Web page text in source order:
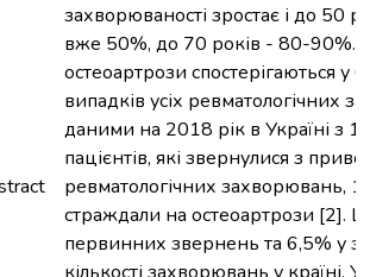
захворюваності зростає і до 50
вже 50%, до 70 років - 80-90%.
остеоартрози спостерігаються у
випадків усіх ревматологічних
даними на 2018 рік в Україні з
пацієнтів, які звернулися з
ревматологічних захворювань,
страждали на остеоартрози [2].
первинних звернень та 6,5% у